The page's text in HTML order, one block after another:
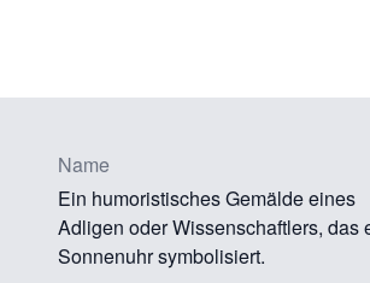
Name
Ein humoristisches Gemälde eines
Adligen oder Wissenschaftlers, das
Sonnenuhr symbolisiert.